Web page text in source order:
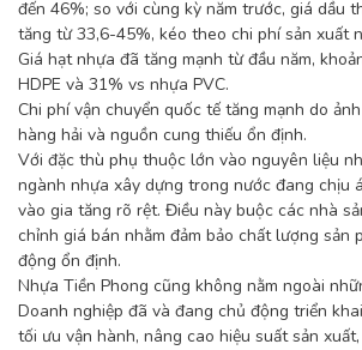
đến 46%; so với cùng kỳ năm trước, giá dầu
tăng từ 33,6-45%, kéo theo chi phí sản xuất
Giá hạt nhựa đã tăng mạnh từ đầu năm,
HDPE và 31% vs nhựa PVC.
Chi phí vận chuyển quốc tế tăng mạnh do
hàng hải và nguồn cung thiếu ổn định.
Với đặc thù phụ thuộc lớn vào nguyên liệu
ngành nhựa xây dựng trong nước đang chịu
vào gia tăng rõ rệt. Điều này buộc các nhà
chỉnh giá bán nhằm đảm bảo chất lượng sản
động ổn định.
Nhựa Tiền Phong cũng không nằm ngoài
Doanh nghiệp đã và đang chủ động triển
tối ưu vận hành, nâng cao hiệu suất sản